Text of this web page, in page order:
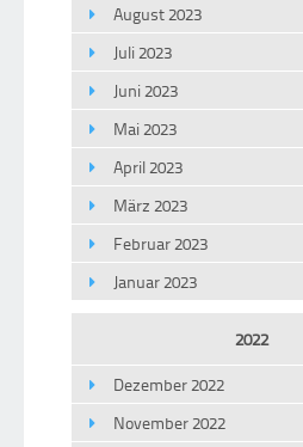
August 2023
Juli 2023
Juni 2023
Mai 2023
April 2023
März 2023
Februar 2023
Januar 2023
2022
Dezember 2022
November 2022